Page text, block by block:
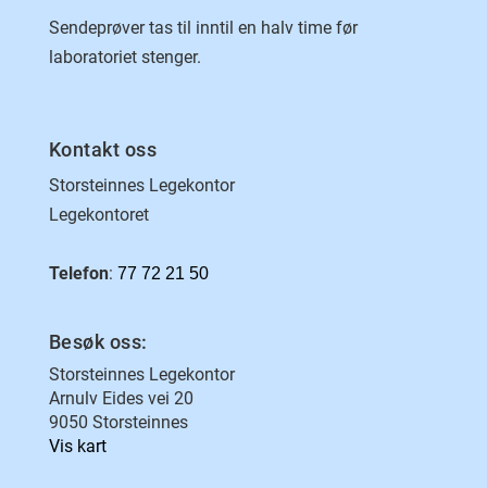
Sendeprøver tas til inntil en halv time før
laboratoriet stenger.
Kontakt oss
Storsteinnes Legekontor
Legekontoret
Telefon: 77 72 21 50
Besøk oss:
Storsteinnes Legekontor
Arnulv Eides vei 20
9050 Storsteinnes
Vis kart